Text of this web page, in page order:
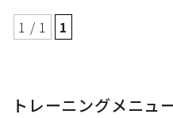
1 / 1 1
トレーニングメニュ